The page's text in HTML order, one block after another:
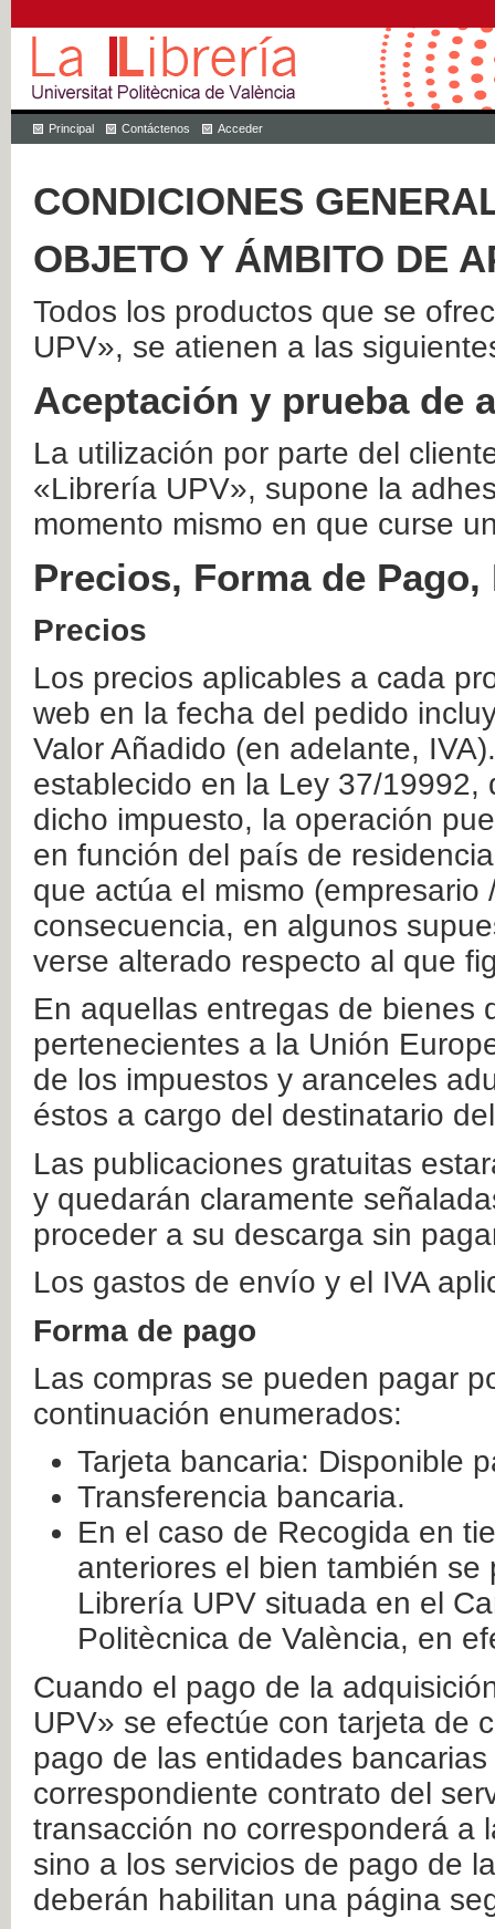
Principal Contáctenos Acceder
CONDICIONES
OBJETO Y ÁMBITO DE
Todos los productos que se
UPV», se atienen a las
Aceptación y prueba de
La utilización por parte del
«Librería UPV», supone la
momento mismo en que curse
Precios, Forma de
Precios
Los precios aplicables a cada
web en la fecha del pedido
Valor Añadido (en adelante,
establecido en la Ley 37/
dicho impuesto, la operación
en función del país de
que actúa el mismo
consecuencia, en algunos
verse alterado respecto al que
En aquellas entregas de bienes
pertenecientes a la Unión
de los impuestos y aranceles
éstos a cargo del destinatario
Las publicaciones gratuitas
y quedarán claramente
proceder a su descarga sin
Los gastos de envío y el IVA
Forma de pago
Las compras se pueden pagar
continuación enumerados:
Tarjeta bancaria: Disponible
Transferencia bancaria.
En el caso de Recogida en
anteriores el bien también
Librería UPV situada en el
Politècnica de València, en
Cuando el pago de la
UPV» se efectúe con tarjeta de
pago de las entidades
correspondiente contrato del
transacción no corresponderá a
sino a los servicios de pago de
deberán habilitan una página